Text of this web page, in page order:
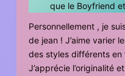
que le Boyfriend
Personnellement , je
de jean ! J’aime varier
des styles différents en
J’apprécie l’originalité